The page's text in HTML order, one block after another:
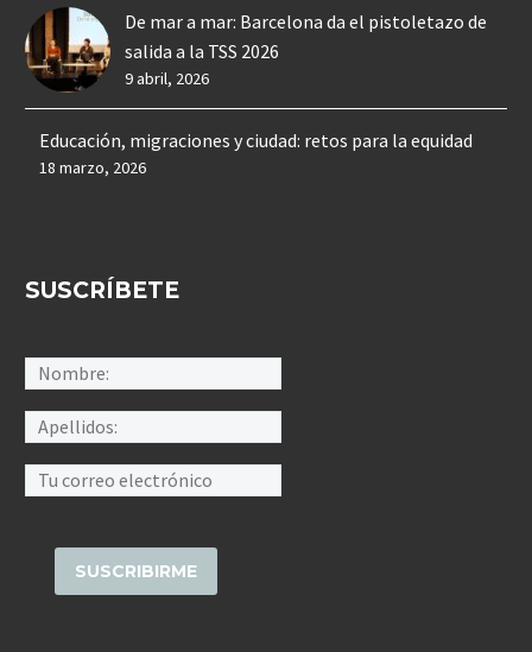
De mar a mar: Barcelona da el pistoletazo de
salida a la TSS 2026
9 abril, 2026
Educación, migraciones y ciudad: retos para la equidad
18 marzo, 2026
SUSCRÍBETE